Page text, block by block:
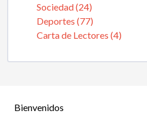
Sociedad (24)
Deportes (77)
Carta de Lectores (4)
Bienvenidos